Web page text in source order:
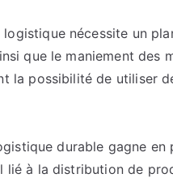
logistique nécessite un
que le maniement
la possibilité de utiliser
durable gagne en
lié à la distribution de